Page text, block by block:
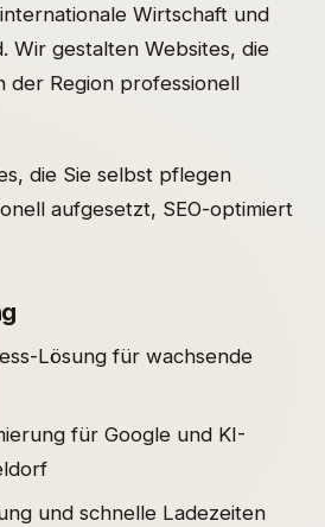
Wirtschaft und
Wir gestalten Websites, die
der Region professionell
die Sie selbst pflegen
aufgesetzt, SEO-optimiert
Lösung für wachsende
für Google und KI-
und schnelle Ladezeiten